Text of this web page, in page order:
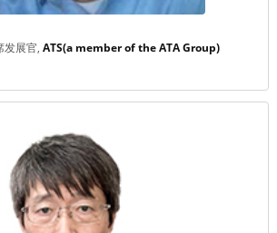
发展官 ATS(a member of the ATA Group)